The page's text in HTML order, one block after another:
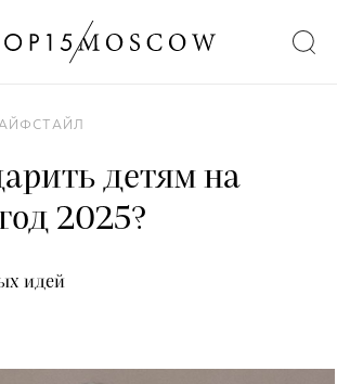
детям на
2025?
идей